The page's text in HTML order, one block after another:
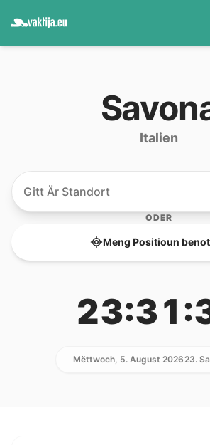
Italien
ODER
Meng Positioun
Mëttwoch, 5. August 202623.